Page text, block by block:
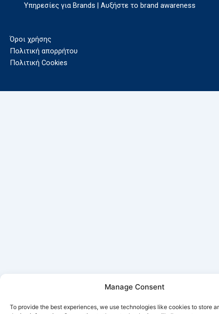
Manage Consent
To provide the best experiences, we use technologies like cookies to store
Υπηρεσίες για Brands | Αυξήστε το brand awareness
Όροι χρήσης
Πολιτική απορρήτου
Πολιτική Cookies